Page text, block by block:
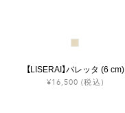
【LISERAI】バレッタ (6 cm)
¥16,500 (税込)